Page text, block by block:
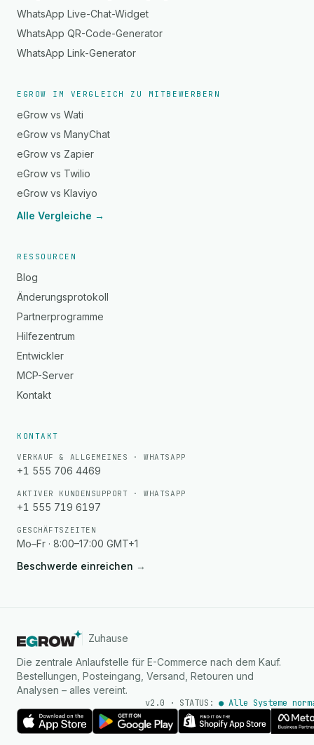
WhatsApp Live-Chat-Widget
WhatsApp QR-Code-Generator
WhatsApp Link-Generator
EGROW IM VERGLEICH ZU MITBEWERBERN
eGrow vs Wati
eGrow vs ManyChat
eGrow vs Zapier
eGrow vs Twilio
eGrow vs Klaviyo
Alle Vergleiche →
RESSOURCEN
Blog
Änderungsprotokoll
Partnerprogramme
Hilfezentrum
Entwickler
MCP-Server
Kontakt
KONTAKT
VERKAUF & ALLGEMEINES · WHATSAPP
+1 555 706 4469
AKTIVER KUNDENSUPPORT · WHATSAPP
+1 555 719 6197
GESCHÄFTSZEITEN
Mo–Fr · 8:00–17:00 GMT+1
Beschwerde einreichen →
Zuhause
Die zentrale Anlaufstelle für E-Commerce nach dem Kauf.
Bestellungen, Posteingang, Versand, Retouren und
Analysen – alles vereint.
v2.0 · STATUS: ● Alle Systeme